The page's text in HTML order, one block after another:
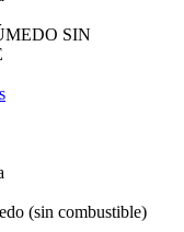
SIN
(sin combustible)